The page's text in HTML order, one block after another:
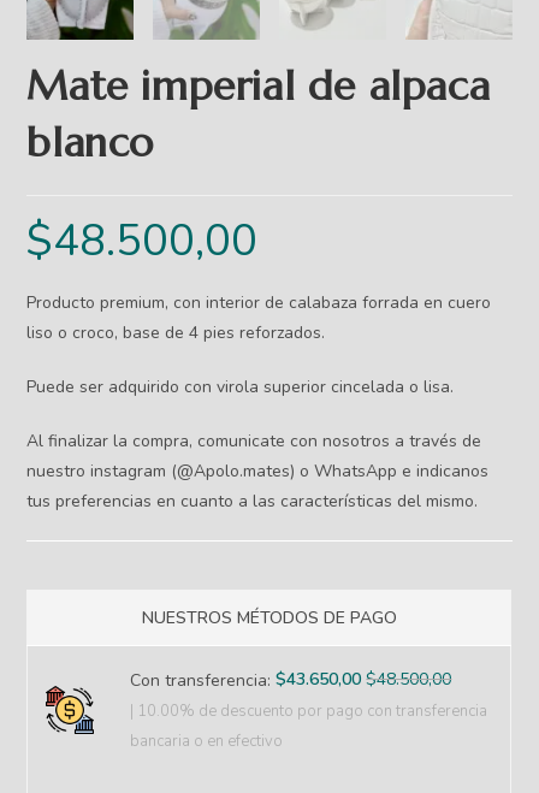
Mate imperial de alpaca
blanco
$48.500,00
Producto premium, con interior de calabaza forrada en cuero
liso o croco, base de 4 pies reforzados.
Puede ser adquirido con virola superior cincelada o lisa.
Al finalizar la compra, comunicate con nosotros a través de
nuestro instagram (@Apolo.mates) o WhatsApp e indicanos
tus preferencias en cuanto a las características del mismo.
NUESTROS MÉTODOS DE PAGO
Con transferencia:$43.650,00 $48.500,00
| 10.00% de descuento por pago con transferencia
bancaria o en efectivo